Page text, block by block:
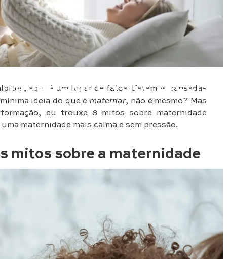
que você precisa
aqui é um lugar de fatos. Estamos cansadas
ideia do que ématernar, não é mesmo? Mas
eu trouxe 8 mitos sobre maternidade
maternidade mais calma e sem pressão.
mitos sobre a maternidade